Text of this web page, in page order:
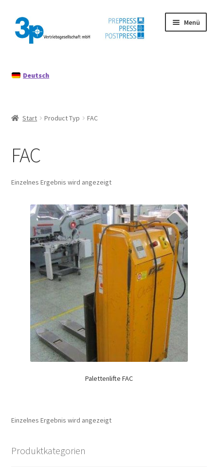
Zur
Navigation
springen
Zum
Inhalt
springen
Menü
Datenschutz
Mein Konto
Deutsch
Start Product Typ FAC
FAC
Einzelnes Ergebnis wird angezeigt
Palettenlifte FAC
Einzelnes Ergebnis wird angezeigt
Produktkategorien